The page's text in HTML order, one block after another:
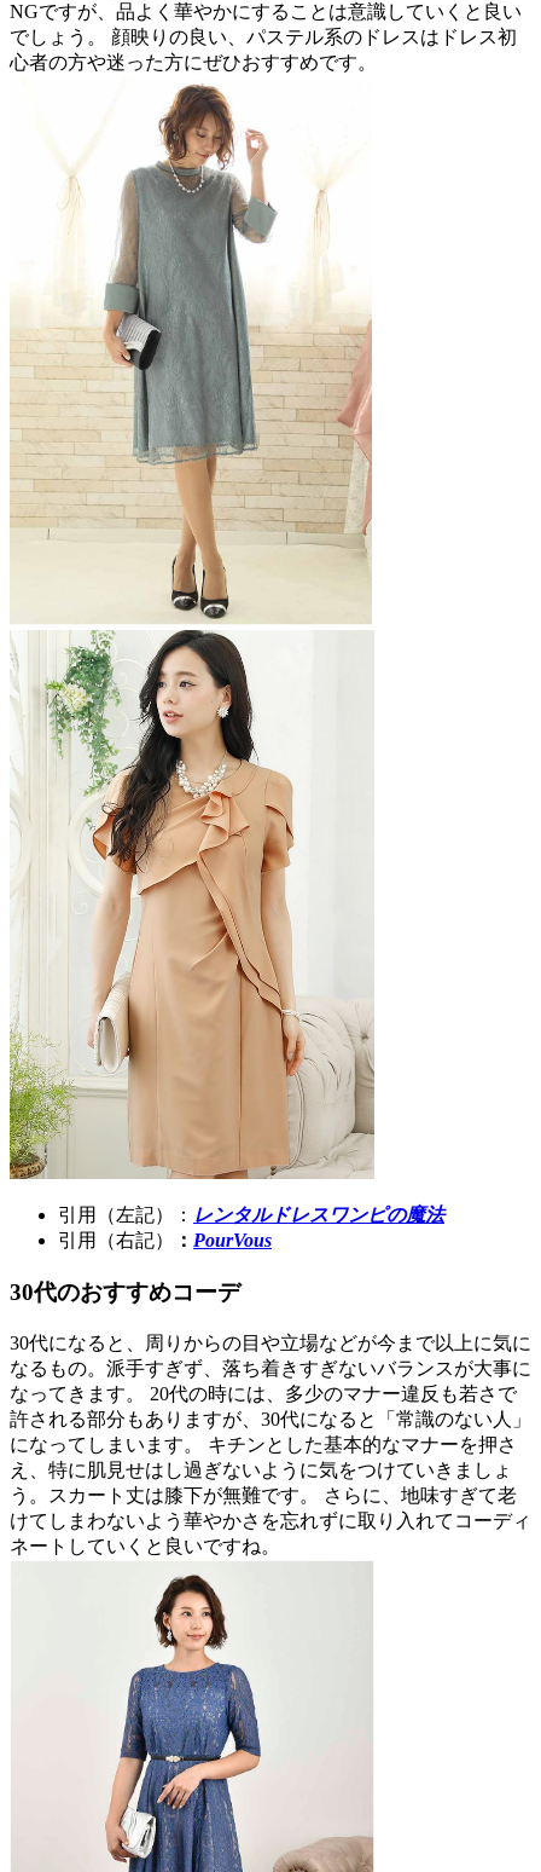
NGですが、品よく華やかにすることは意識していくと良い
でしょう。 顔映りの良い、パステル系のドレスはドレス初
心者の方や迷った方にぜひおすすめです。
引用（左記）： レンタルドレスワンピの魔法
引用（右記）
： PourVous
30代のおすすめコーデ
30代になると、周りからの目や立場などが今まで以上に気に
なるもの。派手すぎず、落ち着きすぎないバランスが大事に
なってきます。 20代の時には、多少のマナー違反も若さで
許される部分もありますが、30代になると「常識のない人」
になってしまいます。 キチンとした基本的なマナーを押さ
え、特に肌見せはし過ぎないように気をつけていきましょ
う。スカート丈は膝下が無難です。 さらに、地味すぎて老
けてしまわないよう華やかさを忘れずに取り入れてコーディ
ネートしていくと良いですね。